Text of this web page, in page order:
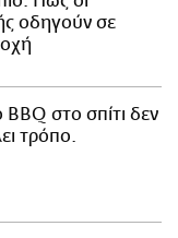
οδηγούν σε
στο σπίτι δεν
τρόπο.